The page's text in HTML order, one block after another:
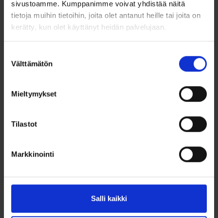
sivustoamme. Kumppanimme voivat yhdistää näitä
tietoja muihin tietoihin, joita olet antanut heille tai joita on
kerätty, kun olet käyttänyt heidän palvelujaan.
valinta
Välttämätön
Mieltymykset
Tilastot
Markkinointi
Salli kaikki
Kokonaispaino: 0,82 karaattia
eivät sisällä kuluttajansuojalain mukaista palautusoikeutta.